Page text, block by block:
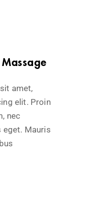
amet,
elit. Proin
nec
Mauris